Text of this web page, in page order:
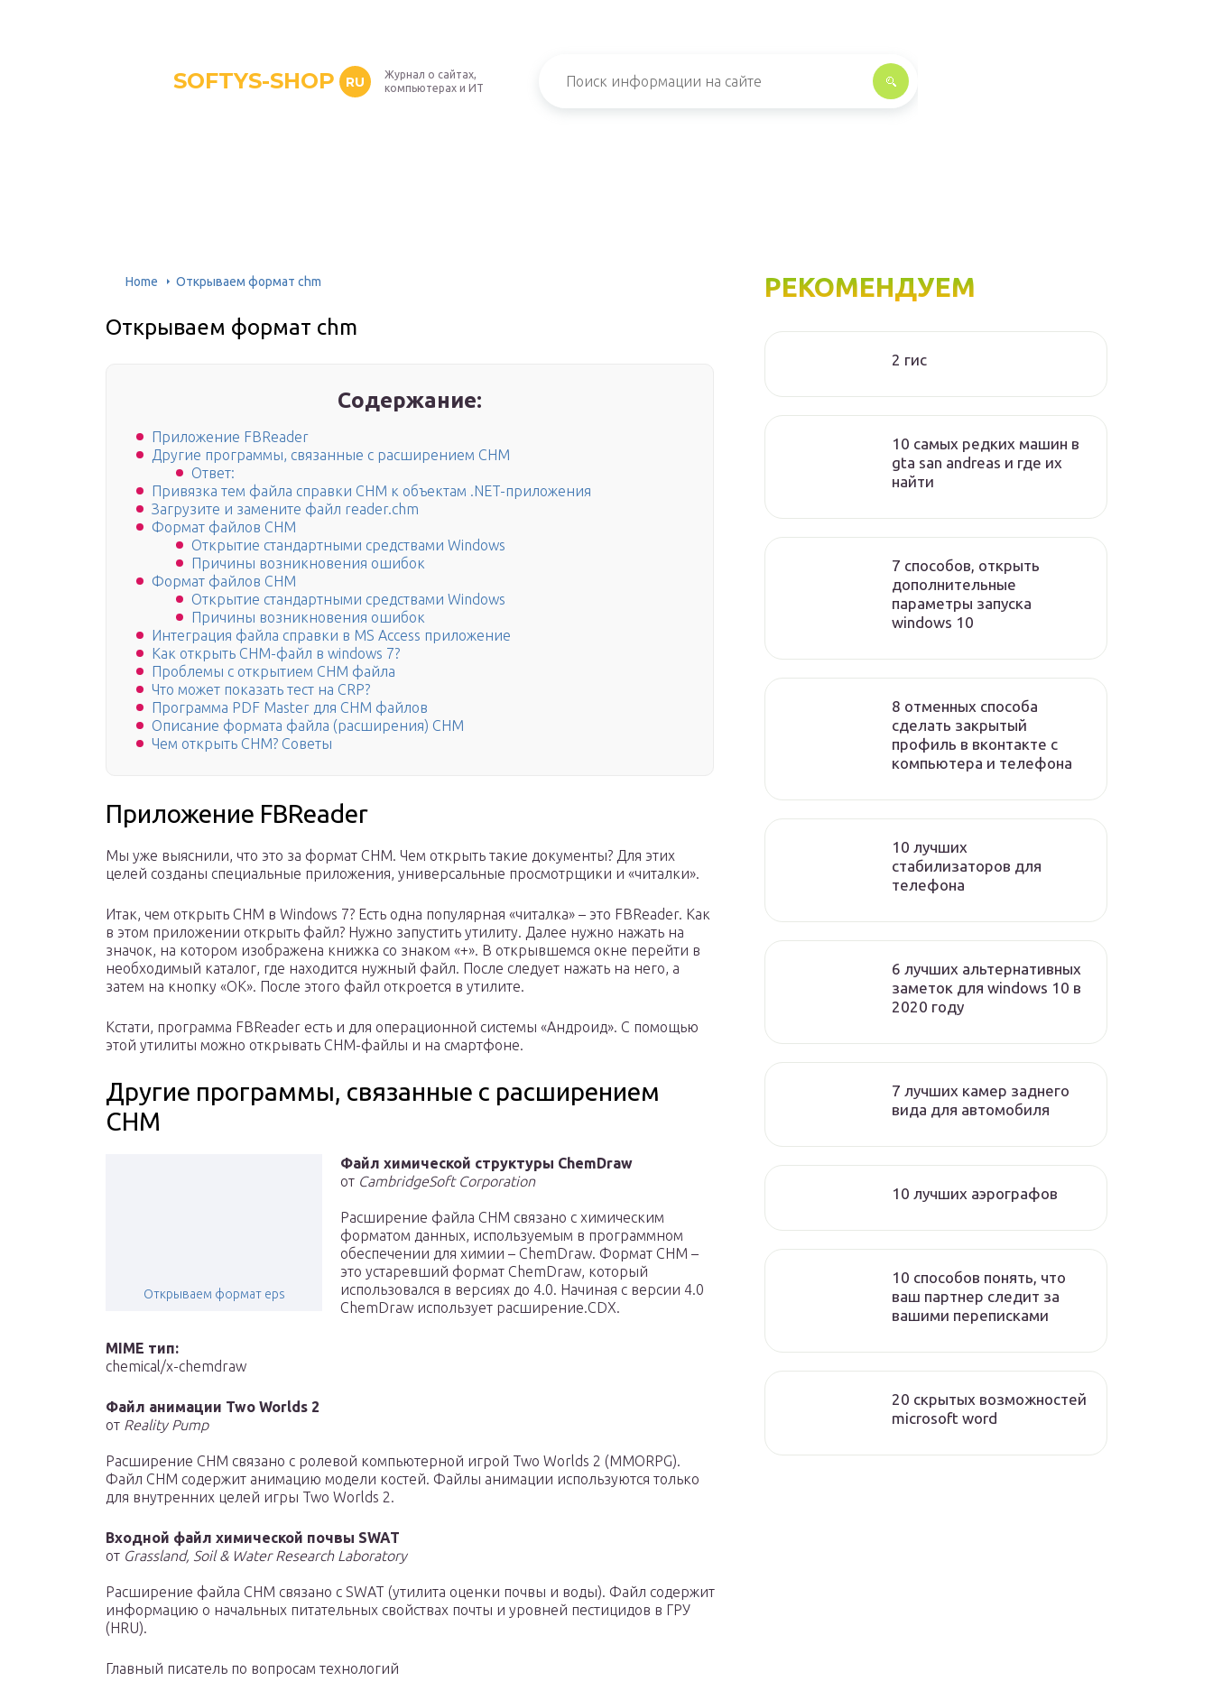
SOFTYS-SHOP RU
Журнал о сайтах,
компьютерах и ИТ
Home Открываем формат chm
Открываем формат chm
Содержание:
Приложение FBReader
Другие программы, связанные с расширением CHM
Ответ:
Привязка тем файла справки CHM к объектам .NET-приложения
Загрузите и замените файл reader.chm
Формат файлов CHM
Открытие стандартными средствами Windows
Причины возникновения ошибок
Формат файлов CHM
Открытие стандартными средствами Windows
Причины возникновения ошибок
Интеграция файла справки в MS Acсess приложение
Как открыть CHM-файл в windows 7?
Проблемы с открытием CHM файла
Что может показать тест на CRP?
Программа PDF Master для CHM файлов
Описание формата файла (расширения) CHM
Чем открыть CHM? Советы
Приложение FBReader
Мы уже выяснили, что это за формат CHM. Чем открыть такие документы? Для этих
целей созданы специальные приложения, универсальные просмотрщики и «читалки».
Итак, чем открыть CHM в Windows 7? Есть одна популярная «читалка» – это FBReader. Как
в этом приложении открыть файл? Нужно запустить утилиту. Далее нужно нажать на
значок, на котором изображена книжка со знаком «+». В открывшемся окне перейти в
необходимый каталог, где находится нужный файл. После следует нажать на него, а
затем на кнопку «ОК». После этого файл откроется в утилите.
Кстати, программа FBReader есть и для операционной системы «Андроид». С помощью
этой утилиты можно открывать CHM-файлы и на смартфоне.
Другие программы, связанные с расширением
CHM
Открываем формат eps
Файл химической структуры ChemDraw
от CambridgeSoft Corporation
Расширение файла CHM связано с химическим
форматом данных, используемым в программном
обеспечении для химии – ChemDraw. Формат CHM –
это устаревший формат ChemDraw, который
использовался в версиях до 4.0. Начиная с версии 4.0
ChemDraw использует расширение.CDX.
MIME тип:
chemical/x-chemdraw
Файл анимации Two Worlds 2
от Reality Pump
Расширение CHM связано с ролевой компьютерной игрой Two Worlds 2 (MMORPG).
Файл CHM содержит анимацию модели костей. Файлы анимации используются только
для внутренних целей игры Two Worlds 2.
Входной файл химической почвы SWAT
от Grassland, Soil & Water Research Laboratory
Расширение файла CHM связано с SWAT (утилита оценки почвы и воды). Файл содержит
информацию о начальных питательных свойствах почты и уровней пестицидов в ГРУ
(HRU).
Главный писатель по вопросам технологий
РЕКОМЕНДУЕМ
2 гис
10 самых редких машин в
gta san andreas и где их
найти
7 способов, открыть
дополнительные
параметры запуска
windows 10
8 отменных способа
сделать закрытый
профиль в вконтакте с
компьютера и телефона
10 лучших
стабилизаторов для
телефона
6 лучших альтернативных
заметок для windows 10 в
2020 году
7 лучших камер заднего
вида для автомобиля
10 лучших аэрографов
10 способов понять, что
ваш партнер следит за
вашими переписками
20 скрытых возможностей
microsoft word